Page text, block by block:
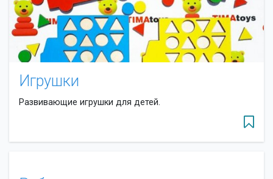
Игрушки
Развивающие игрушки для детей.